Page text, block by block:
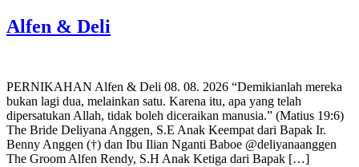
Alfen & Deli
PERNIKAHAN Alfen & Deli 08. 08. 2026 “Demikianlah mereka
bukan lagi dua, melainkan satu. Karena itu, apa yang telah
dipersatukan Allah, tidak boleh diceraikan manusia.” (Matius 19:6)
The Bride Deliyana Anggen, S.E Anak Keempat dari Bapak Ir.
Benny Anggen (†) dan Ibu Ilian Nganti Baboe @deliyanaanggen
The Groom Alfen Rendy, S.H Anak Ketiga dari Bapak […]